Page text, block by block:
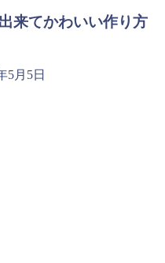
来てかわいい作り方
5月5日